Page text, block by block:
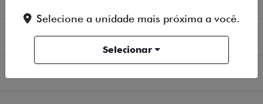
TECNOLOGIA
Selecione a unidade mais próxima a você.
Selecionar